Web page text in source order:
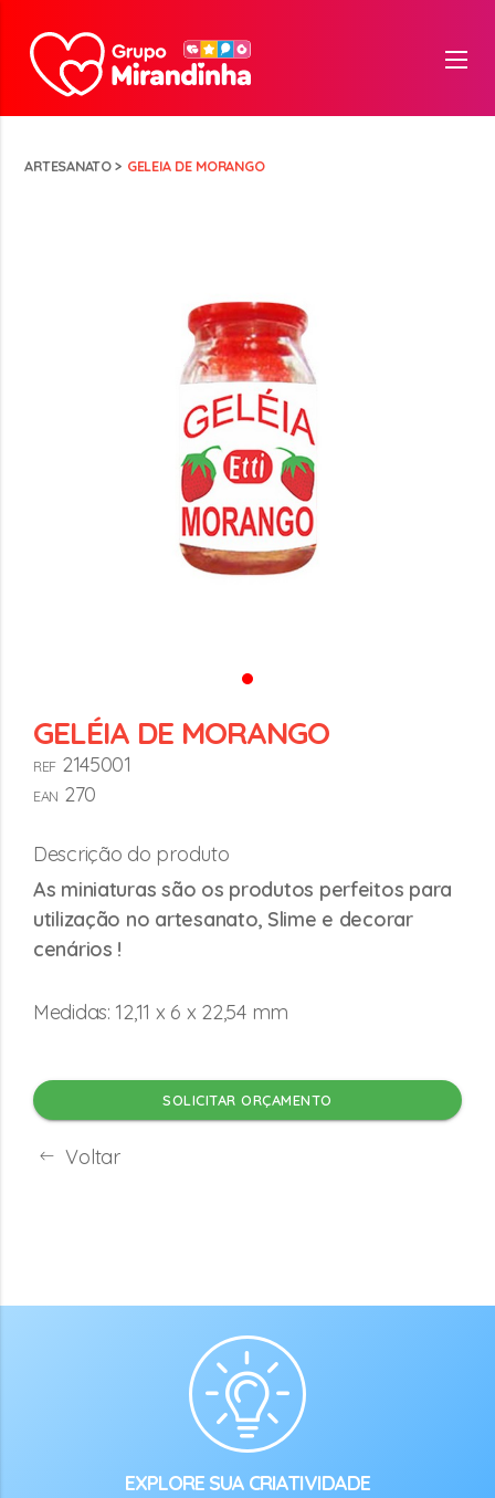
ARTESANATO> GELEIA DE MORANGO
GELÉIA DE MORANGO
REF 2145001
EAN 270
Descrição do produto
As miniaturas são os produtos perfeitos para
utilização no artesanato, Slime e decorar
cenários !
Medidas: 12,11 x 6 x 22,54 mm
SOLICITAR ORÇAMENTO
Voltar
EXPLORE SUA CRIATIVIDADE